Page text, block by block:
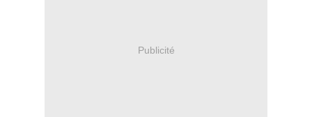
Publicité